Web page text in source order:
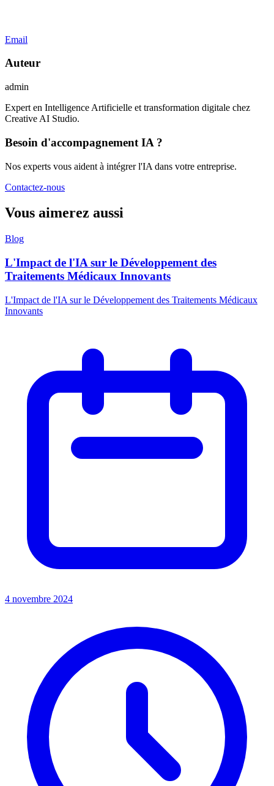
Email
Auteur
admin
Expert en Intelligence Artificielle et transformation digitale chez
Creative AI Studio.
Besoin d'accompagnement IA ?
Nos experts vous aident à intégrer l'IA dans votre entreprise.
Contactez-nous
Vous aimerez aussi
Blog
L'Impact de l'IA sur le Développement des
Traitements Médicaux Innovants
L'Impact de l'IA sur le Développement des Traitements Médicaux
Innovants
4 novembre 2024